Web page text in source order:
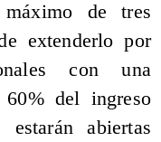
de tres
extenderlo por
con una
del ingreso
abiertas